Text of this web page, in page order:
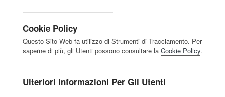
Cookie Policy
Questo Sito Web fa utilizzo di Strumenti di Tracciamento. Per
saperne di più, gli Utenti possono consultare la Cookie Policy.
Ulteriori Informazioni Per Gli Utenti